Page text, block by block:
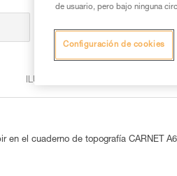
ILUMINACIÓN
en el cuaderno de topografía CARNET A6
de usuario, pero bajo ninguna
Configuración de cookies